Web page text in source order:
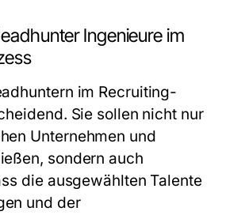
Ingenieure im
im Recruiting-
Sie sollen nicht nur
Unternehmen und
sondern auch
die ausgewählten Talente
und der